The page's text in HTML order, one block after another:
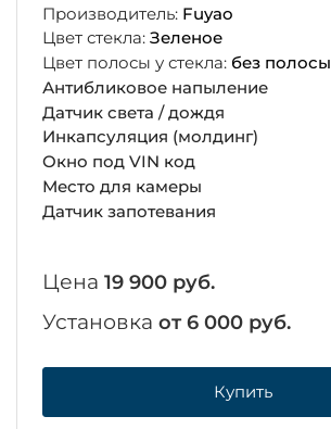
Производитель: Fuyao
Цвет стекла: Зеленое
Цвет полосы у стекла: без полосы
Антибликовое напыление
Датчик света / дождя
Инкапсуляция (молдинг)
Окно под VIN код
Место для камеры
Датчик запотевания
Цена 19 900 руб.
Установка от 6 000 руб.
Купить